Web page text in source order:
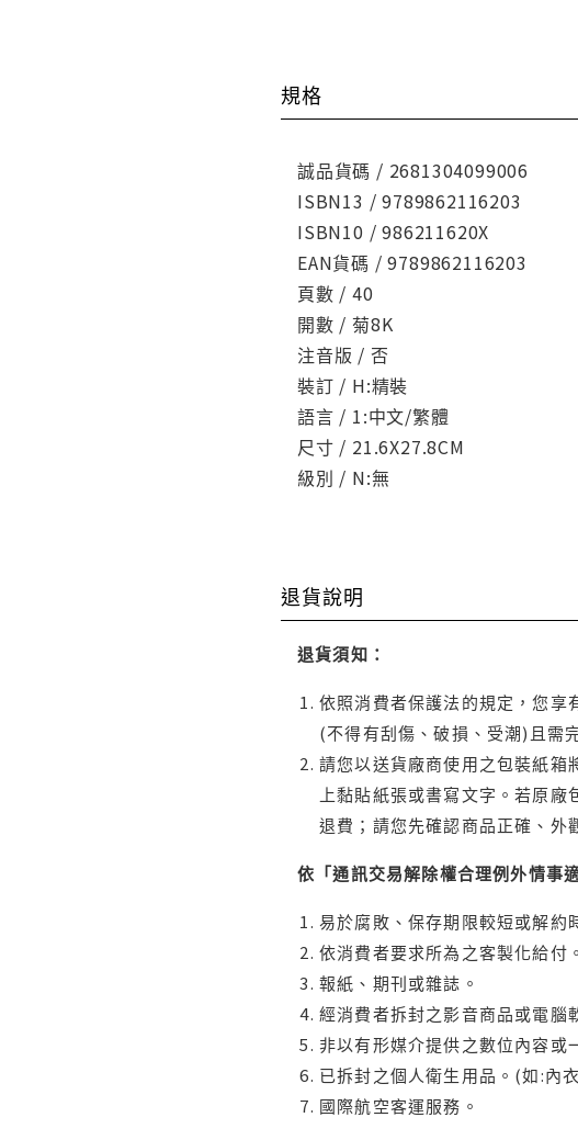
規格
誠品貨碼 / 2681304099006
ISBN13 / 9789862116203
ISBN10 / 986211620X
EAN貨碼 / 9789862116203
頁數 / 40
開數 / 菊8K
注音版 / 否
裝訂 / H:精裝
語言 / 1:中文/繁體
尺寸 / 21.6X27.8CM
級別 / N:無
退貨說明
退貨須知：
依照消費者保護法的規定，您
(不得有刮傷、破損、受潮)且需
請您以送貨廠商使用之包裝紙箱
上黏貼紙張或書寫文字。若原
退費；請您先確認商品正確、外
依「通訊交易解除權合理例外情事
易於腐敗、保存期限較短或解約
依消費者要求所為之客製化給付
報紙、期刊或雜誌。
經消費者拆封之影音商品或電腦
非以有形媒介提供之數位內容或
已拆封之個人衛生用品。(如:內
國際航空客運服務。